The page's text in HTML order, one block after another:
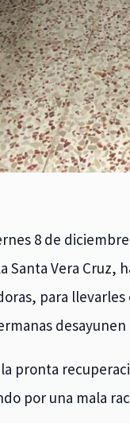
8 de
Santa Vera Cruz,
para
pronta
por una mala